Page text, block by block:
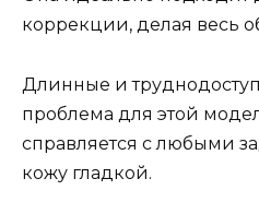
коррекции, делая весь
Длинные и
проблема для этой
справляется с любыми
кожу гладкой.